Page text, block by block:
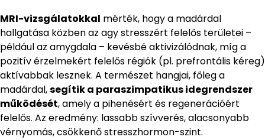
MRI-vizsgálatokkal mérték, hogy a madárdal
hallgatása közben az agy stresszért felelős területei –
például az amygdala – kevésbé aktivizálódnak, míg a
pozitív érzelmekért felelős régiók (pl. prefrontális kéreg)
aktívabbak lesznek. A természet hangjai, főleg a
madárdal,segítik a paraszimpatikus idegrendszer
működését, amely a pihenésért és regenerációért
felelős. Az eredmény: lassabb szívverés, alacsonyabb
vérnyomás, csökkenő stresszhormon-szint.